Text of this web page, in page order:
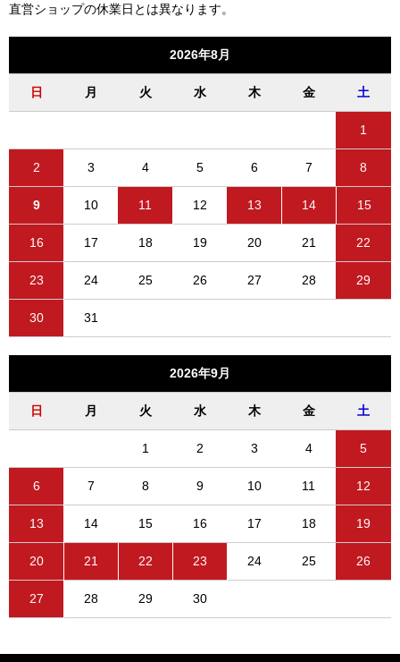
直営ショップの休業日とは異なります。
2026年8月
日 月 火 水 木 金 土
1
2 3 4 5 6 7 8
9 10 11 12 13 14 15
16 17 18 19 20 21 22
23 24 25 26 27 28 29
30 31
2026年9月
日 月 火 水 木 金 土
1 2 3 4 5
6 7 8 9 10 11 12
13 14 15 16 17 18 19
20 21 22 23 24 25 26
27 28 29 30